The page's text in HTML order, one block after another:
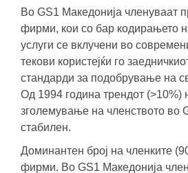
Во GS1 Македонија членуваат
фирми, кои со бар кодирањето
услуги се вклучени во
текови користејќи го
стандарди за подобрување на
Од 1994 година трендот (>10%)
зголемување на членството во
стабилен.
Доминантен број на членките
фирми. Во GS1 Македонија